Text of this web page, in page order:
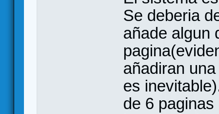
Se deberia
añade algun
añadiran
es
de 6